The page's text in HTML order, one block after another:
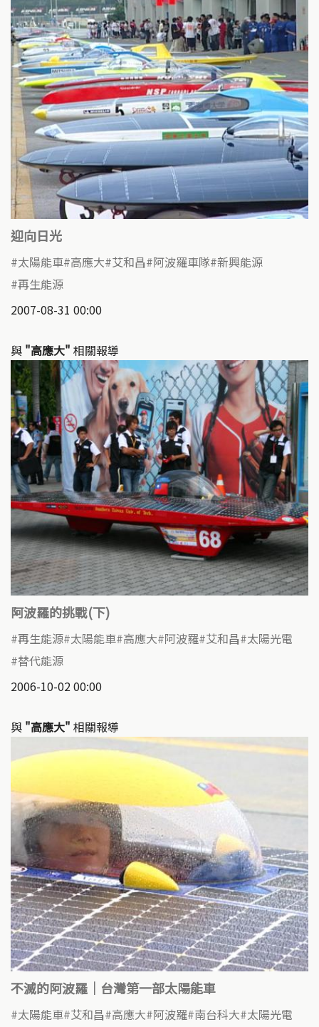
迎向日光
太陽能車 高應大 艾和昌 阿波羅車隊 新興能源
再生能源
2007-08-31 00:00
與 "高應大" 相關報導
阿波羅的挑戰(下)
再生能源 太陽能車 高應大 阿波羅 艾和昌 太陽光電
替代能源
2006-10-02 00:00
與 "高應大" 相關報導
不滅的阿波羅｜台灣第一部太陽能車
太陽能車 艾和昌 高應大 阿波羅 南台科大 太陽光電